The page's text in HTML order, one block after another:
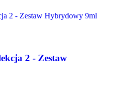
2 - Zestaw